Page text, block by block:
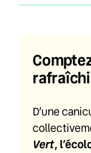
D’une
Vert,